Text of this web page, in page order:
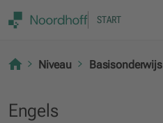
START
Niveau Basisonderwijs
Engels